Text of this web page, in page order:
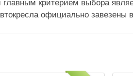
критерием выбора
официально